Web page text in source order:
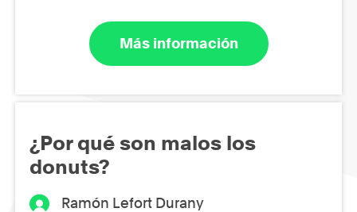
Más información
¿Por qué son malos los
donuts?
Ramón Lefort Durany